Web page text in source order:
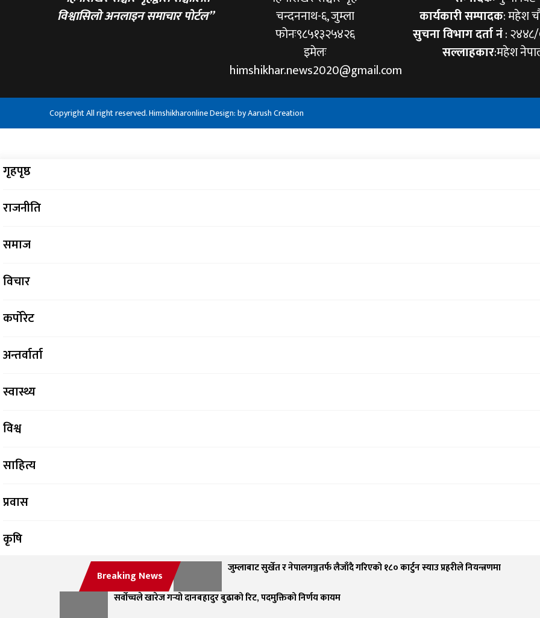
Breaking News
जुम्लाबाट सुर्खेत र नेपालगञ्जतर्फ लैजाँदै गरिएको १८० कार्टुन स्याउ प्रहरीले नियन्त्रणमा
सर्वोच्चले खारेज गर्‍यो दानबहादुर बुढाको रिट, पदमुक्तिको निर्णय कायम
विश्वासिलो अनलाइन समाचार पोर्टल”
चन्दननाथ-६, जुम्ला
फोनः९८५१३२५४२६
इमेलः
himshikhar.news2020@gmail.com
कार्यकारी सम्पादक: महेश
सुचना विभाग दर्ता नं:
सल्लाहकार:महेश
Copyright All right reserved. Himshikharonline Design: byAarush Creation
गृहपृष्ठ
राजनीति
समाज
विचार
कर्पोरेट
अन्तर्वार्ता
स्वास्थ्य
विश्व
साहित्य
प्रवास
कृषि